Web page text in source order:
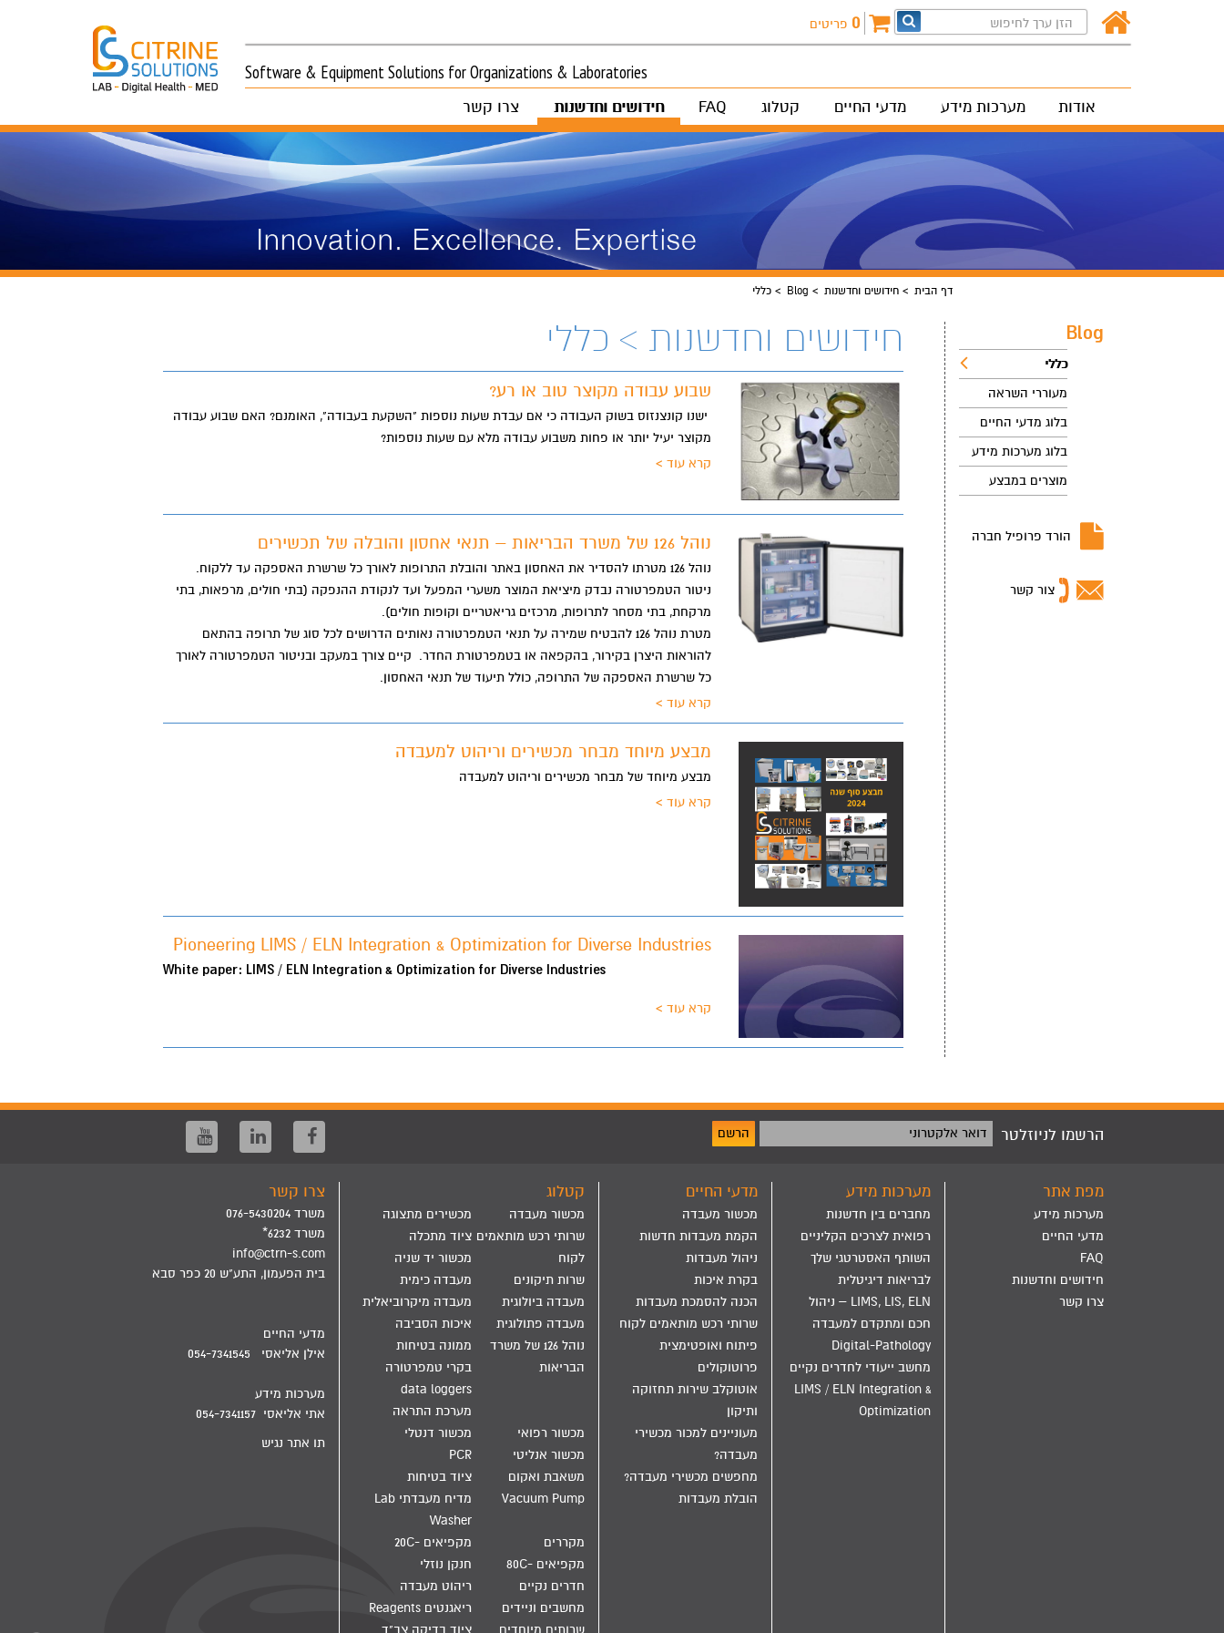
0 פריטים
Software & Equipment Solutions for Organizations & Laboratories
אודות מערכות מידע מדעי החיים קטלוג FAQ חידושים וחדשנות צרו קשר
דף הבית חידושים וחדשנות Blog כללי
Blog
כללי
מעוררי השראה
בלוג מדעי החיים
בלוג מערכות מידע
מוצרים במבצע
הורד פרופיל חברה
צור קשר
חידושים וחדשנות > כללי
שבוע עבודה מקוצר טוב או רע?
ישנו קונצנזוס בשוק העבודה כי אם עבדת שעות נוספות "השקעת בעבודה", האומנם? האם שבוע עבודה
מקוצר יעיל יותר או פחות משבוע עבודה מלא עם שעות נוספות?
קרא עוד >
נוהל 126 של משרד הבריאות – תנאי אחסון והובלה של תכשירים
נוהל 126 מטרתו להסדיר את האחסון באתר והובלת התרופות לאורך כל שרשרת האספקה עד ללקוח.
ניטור הטמפרטורה נבדק מיציאת המוצר משערי המפעל ועד לנקודת ההנפקה (בתי חולים, מרפאות, בתי
מרקחת, בתי מסחר לתרופות, מרכזים גריאטריים וקופות חולים).
מטרת נוהל 126 להבטיח שמירה על תנאי הטמפרטורה נאותים הדרושים לכל סוג של תרופה בהתאם
להוראות היצרן בקירור, בהקפאה או בטמפרטורת החדר. קיים צורך במעקב ובניטור הטמפרטורה לאורך
כל שרשרת האספקה של התרופה, כולל תיעוד של תנאי האחסון.
קרא עוד >
מבצע מיוחד מבחר מכשירים וריהוט למעבדה
מבצע מיוחד של מבחר מכשירים וריהוט למעבדה
קרא עוד >
Pioneering LIMS / ELN Integration & Optimization for Diverse Industries
White paper: LIMS / ELN Integration & Optimization for Diverse Industries
קרא עוד >
הרשמו לניוזלטר דואר אלקטרוני הרשם
מפת אתר
מערכות מידע
מדעי החיים
FAQ
חידושים וחדשנות
צרו קשר
מערכות מידע
מחברים בין חדשנות
רפואית לצרכים הקליניים
השותף האסטרטגי שלך
לבריאות דיגיטלית
LIMS, LIS, ELN – ניהול
חכם ומתקדם למעבדה
Digital-Pathology
מחשב ייעודי לחדרים נקיים
LIMS / ELN Integration &
Optimization
מדעי החיים
מכשור מעבדה
הקמת מעבדות חדשות
ניהול מעבדות
בקרת איכות
הכנה להסמכת מעבדות
שרותי רכש מותאמים לקוח
פיתוח ואופטימצית
פרוטוקולים
אוטוקלב שירות תחזוקה
ותיקון
מעוניינים למכור מכשירי
מעבדה?
מחפשים מכשירי מעבדה?
הובלת מעבדות
קטלוג
מכשור מעבדה
מכשירים מתצוגה
שרותי רכש מותאמים
לקוח
ציוד מתכלה
מכשור יד שניה
שרות תיקונים
מעבדה כימית
מעבדה ביולוגית
מעבדה מיקרוביאלית
מעבדה פתולוגית
איכות הסביבה
נוהל 126 של משרד
הבריאות
ממונה בטיחות
בקרי טמפרטורה
data loggers
מערכת התראה
מכשור רפואי
מכשור דנטלי
מכשור אנליטי
PCR
משאבת ואקום
Vacuum Pump
ציוד בטיחות
מדיח מעבדתי Lab
Washer
מקררים
מקפיאים -20C
מקפיאים -80C
חנקן נוזלי
חדרים נקיים
ריהוט מעבדה
מחשבים וניידים
ריאגנטים Reagents
שרותים מיוחדים
ציוד בדיקה צב"ד
צרו קשר
משרד 076-5430204
משרד 6232*
info@ctrn-s.com
בית הפעמון, התע"ש 20 כפר סבא
מדעי החיים
אילן אליאסי 054-7341545
מערכות מידע
אתי אליאסי 054-7341157
תו אתר נגיש